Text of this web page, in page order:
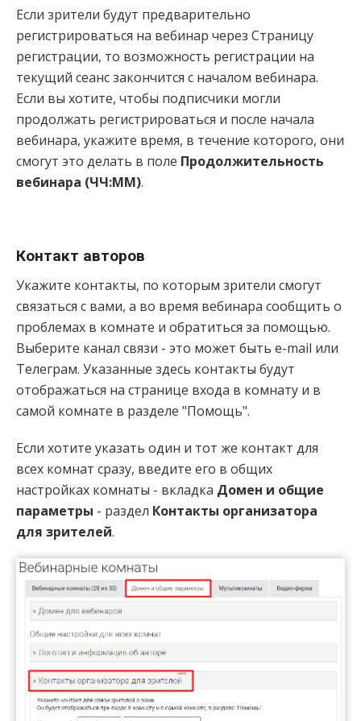
Если зрители будут предварительно
регистрироваться на вебинар через Страницу
регистрации, то возможность регистрации на
текущий сеанс закончится с началом вебинара.
Если вы хотите, чтобы подписчики могли
продолжать регистрироваться и после начала
вебинара, укажите время, в течение которого, они
смогут это делать в поле Продолжительность
вебинара (ЧЧ:ММ).
Контакт авторов
Укажите контакты, по которым зрители смогут
связаться с вами, а во время вебинара сообщить о
проблемах в комнате и обратиться за помощью.
Выберите канал связи - это может быть e-mail или
Телеграм. Указанные здесь контакты будут
отображаться на странице входа в комнату и в
самой комнате в разделе "Помощь".
Если хотите указать один и тот же контакт для
всех комнат сразу, введите его в общих
настройках комнаты - вкладка Домен и общие
параметры - раздел Контакты организатора
для зрителей.